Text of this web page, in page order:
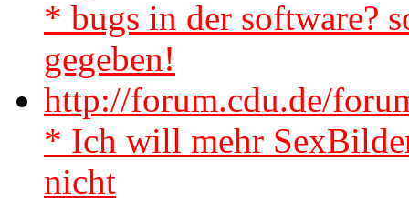
* bugs in der software?
gegeben!
http://forum.cdu.de/
* Ich will mehr
nicht